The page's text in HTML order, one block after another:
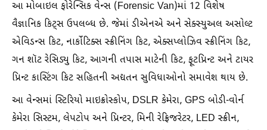
આ મોબાઇલ ફોરેન્સિક વેન્સ (Forensic Van)માં 12 વિશેષ
વૈજ્ઞાનિક કિટ્સ ઉપલબ્ધ છે. જેમાં ડીએનએ અને સેક્સ્યુઅલ અસોલ્ટ
એવિડન્સ કિટ, નાર્કોટિક્સ સ્ક્રીનિંગ કિટ, એક્સપ્લોઝિવ સ્ક્રીનિંગ કિટ,
ગન શૉટ રેસિડ્યુ કિટ, આગની તપાસ માટેની કિટ, ફૂટપ્રિન્ટ અને ટાયર
પ્રિન્ટ કાસ્ટિંગ કિટ સહિતની અદ્યતન સુવિધાઓનો સમાવેશ થાય છે.
આ વેન્સમાં સ્ટિરિયો માઇક્રોસ્કોપ, DSLR કેમેરા, GPS બોડી-વોર્ન
કેમેરા સિસ્ટમ, લેપટોપ અને પ્રિન્ટર, મિની રેફ્રિજરેટર, LED સ્ક્રીન,